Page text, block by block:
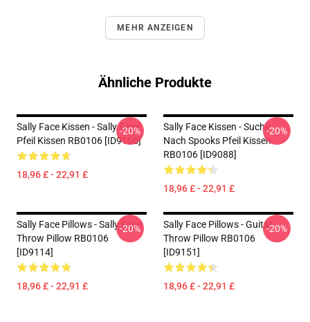
MEHR ANZEIGEN
Ähnliche Produkte
Sally Face Kissen - Sally Face
Pfeil Kissen RB0106 [ID9105]
18,96 £ - 22,91 £
-20%
Sally Face Kissen - Suche
Nach Spooks Pfeil Kissen
RB0106 [ID9088]
18,96 £ - 22,91 £
-20%
Sally Face Pillows - Sally Face
Throw Pillow RB0106
[ID9114]
18,96 £ - 22,91 £
-20%
Sally Face Pillows - Guitar
Throw Pillow RB0106
[ID9151]
18,96 £ - 22,91 £
-20%